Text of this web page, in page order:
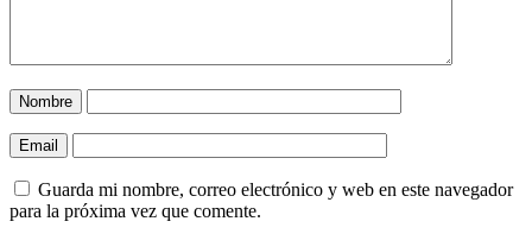
Nombre
Email
Guarda mi nombre, correo electrónico y web en este navegador
para la próxima vez que comente.